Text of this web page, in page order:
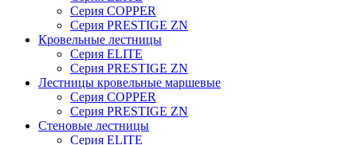
Серия COPPER
Серия PRESTIGE ZN
Кровельные лестницы
Серия ELITE
Серия PRESTIGE ZN
Лестницы кровельные маршевые
Серия COPPER
Серия PRESTIGE ZN
Стеновые лестницы
Серия ELITE